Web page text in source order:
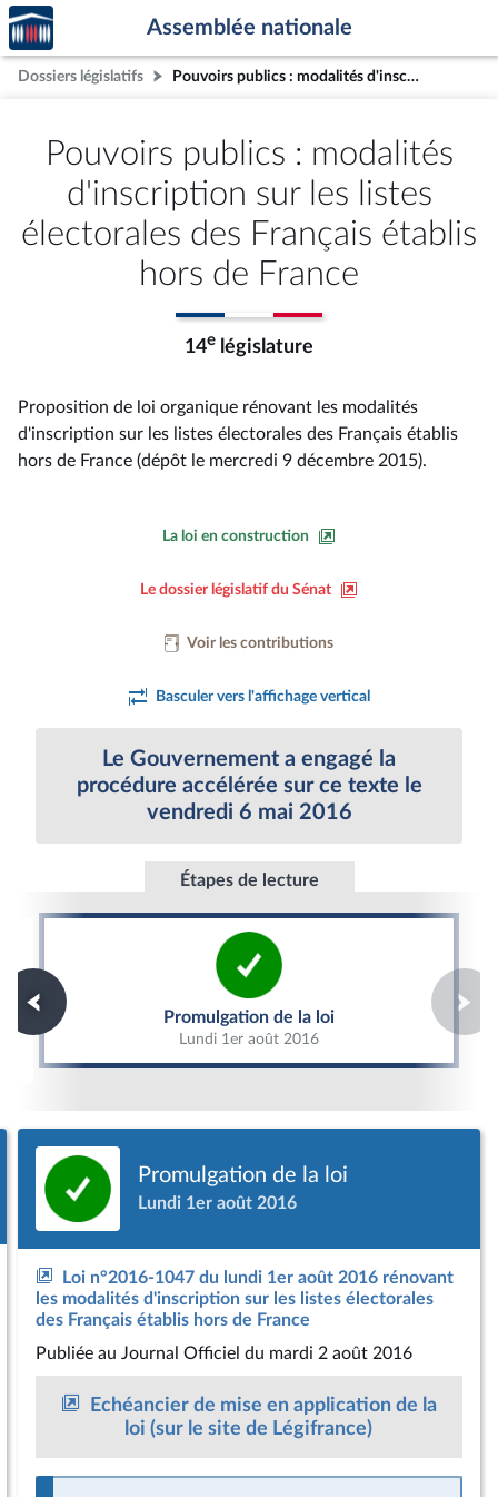
Aller au contenu
Aller en bas de la page
Accèder
à la
page
d'accueil
Assemblée nationale
Dossiers législatifs Pouvoirs publics : modalités d'inscription sur les listes électorales des Français établis hors de France
Pouvoirs publics : modalités
d'inscription sur les listes
électorales des Français établis
hors de France
14e législature
Proposition de loi organique rénovant les modalités
d'inscription sur les listes électorales des Français établis
hors de France (dépôt le mercredi 9 décembre 2015).
La loi en construction
Le dossier législatif du Sénat
Voir les contributions
Basculer vers l'affichage vertical
Le Gouvernement a engagé la
procédure accélérée sur ce texte le
vendredi 6 mai 2016
Étapes de lecture
Promulgation de la loi
Lundi 1er août 2016
Promulgation de la loi
Promulgation de la loi
Lundi 1er août 2016
Loi n°2016-1047 du lundi 1er août 2016 rénovant
les modalités d'inscription sur les listes électorales
des Français établis hors de France
Publiée au Journal Officiel du mardi 2 août 2016
Echéancier de mise en application de la
loi (sur le site de Légifrance)